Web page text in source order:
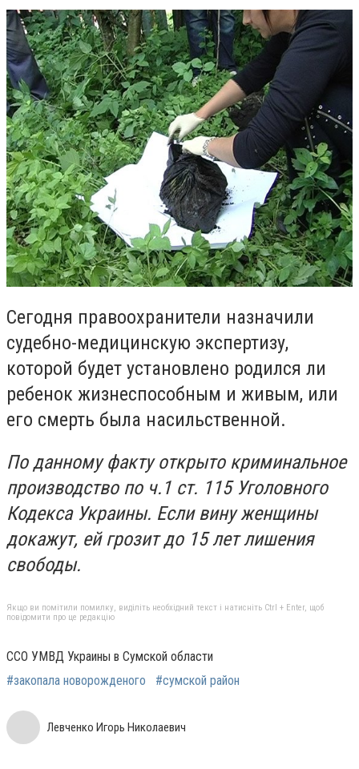
Сегодня правоохранители назначили
судебно-медицинскую экспертизу,
которой будет установлено родился ли
ребенок жизнеспособным и живым, или
его смерть была насильственной.
По данному факту открыто криминальное
производство по ч.1 ст. 115 Уголовного
Кодекса Украины. Если вину женщины
докажут, ей грозит до 15 лет лишения
свободы.
Якщо ви помітили помилку, виділіть необхідний текст і натисніть Ctrl + Enter, щоб
повідомити про це редакцію
ССО УМВД Украины в Сумской области
#закопала новорожденого
#сумской район
Левченко Игорь Николаевич